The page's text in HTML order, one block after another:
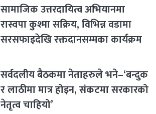
सामाजिक उत्तरदायित्व अभियानमा
रास्वपा कुश्मा सक्रिय, विभिन्न वडामा
सरसफाइदेखि रक्तदानसम्मका कार्यक्रम
सर्वदलीय बैठकमा नेताहरुले भने–‘बन्दुक
र लाठीमा मात्र होइन, संकटमा सरकारको
नेतृत्व चाहियो’